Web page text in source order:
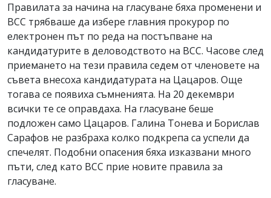
Правилата за начина на гласуване бяха променени и
ВСС трябваше да избере главния прокурор по
електронен път по реда на постъпване на
кандидатурите в деловодството на ВСС. Часове след
приемането на тези правила седем от членовете на
съвета внесоха кандидатурата на Цацаров. Още
тогава се появиха съмненията. На 20 декември
всички те се оправдаха. На гласуване беше
подложен само Цацаров. Галина Тонева и Борислав
Сарафов не разбраха колко подкрепа са успели да
спечелят. Подобни опасения бяха изказвани много
пъти, след като ВСС прие новите правила за
гласуване.